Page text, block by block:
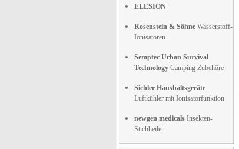
ELESION
Rosenstein & Söhne Wasserstoff-
Ionisatoren
Semptec Urban Survival
Technology Camping Zubehöre
Sichler Haushaltsgeräte
Luftkühler mit Ionisatorfunktion
newgen medicals Insekten-
Stichheiler